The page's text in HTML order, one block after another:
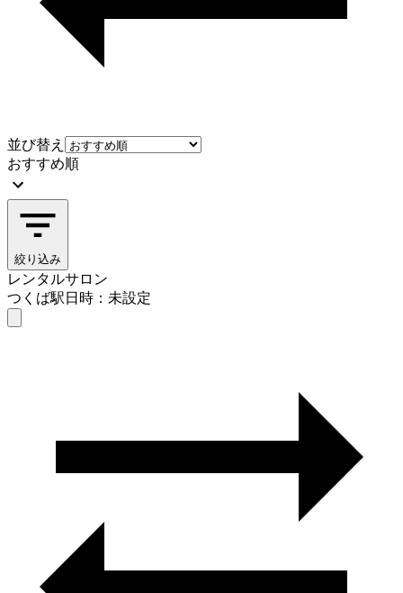
並び替え
おすすめ順
絞り込み
レンタルサロン
つくば駅日時：未設定